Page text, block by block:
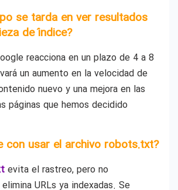
se tarda en ver resultados
de índice?
reacciona en un plazo de 4 a 8
un aumento en la velocidad de
nuevo y una mejora en las
páginas que hemos decidido
con usar el archivo robots.txt?
evita el rastreo, pero no
URLs ya indexadas. Se